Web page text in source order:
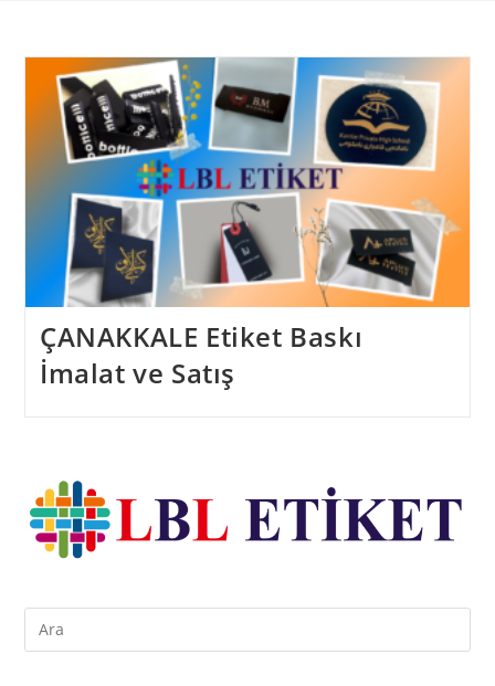
ÇANAKKALE Etiket Baskı
İmalat ve Satış